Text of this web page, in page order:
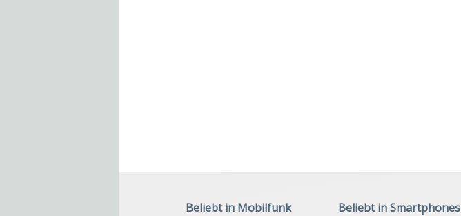
Beliebt in Mobilfunk Beliebt in Smartphones